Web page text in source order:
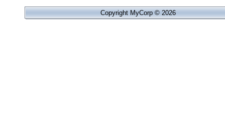
Copyright MyCorp © 2026